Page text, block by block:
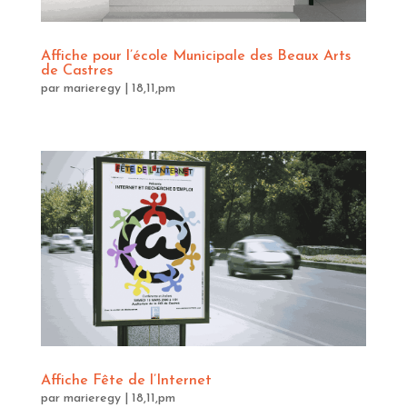
Affiche pour l’école Municipale des Beaux Arts
de Castres
par marieregy| 18,11,pm
Affiche Fête de l’Internet
par marieregy| 18,11,pm